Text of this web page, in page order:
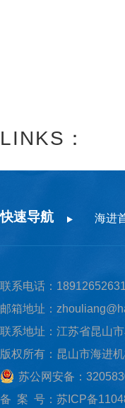
LINKS：
快速导航 海进
联系电话：
邮箱地址：
联系地址：江苏省昆山
版权所有：昆山市海进
苏公网安备：
备 案 号： 苏ICP备